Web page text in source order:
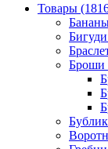
Товары
Броши